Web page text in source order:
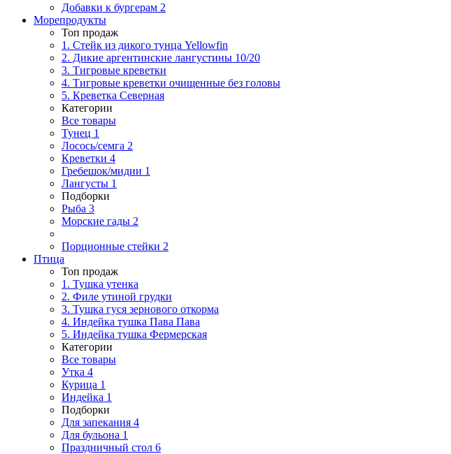
Добавки к бургерам 2
Морепродукты
Топ продаж
1. Стейк из дикого тунца Yellowfin
2. Дикие аргентинские лангустины 10/20
3. Тигровые креветки
4. Тигровые креветки очищенные без головы
5. Креветка Cеверная
Категории
Все товары
Тунец 1
Лосось/семга 2
Креветки 4
Гребешок/мидии 1
Лангусты 1
Подборки
Рыба 3
Морские гады 2
Порционные стейки 2
Птица
Топ продаж
1. Тушка утенка
2. Филе утиной грудки
3. Тушка гуся зернового откорма
4. Индейка тушка Пава Пава
5. Индейка тушка Фермерская
Категории
Все товары
Утка 4
Курица 1
Индейка 1
Подборки
Для запекания 4
Для бульона 1
Праздничный стол 6